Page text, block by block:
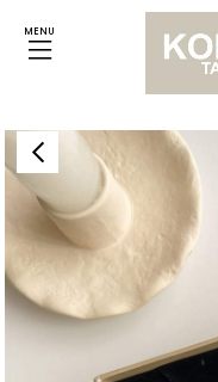
MENU
Kolyeler Çelik